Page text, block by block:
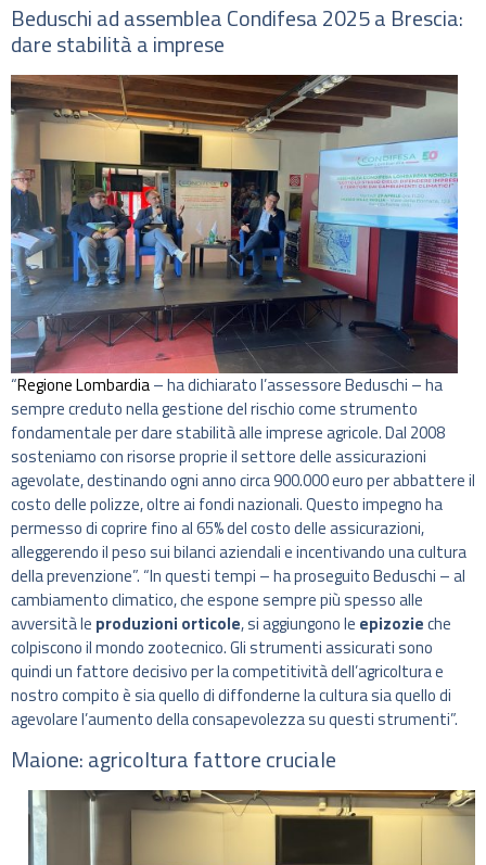
Beduschi ad assemblea Condifesa 2025 a Brescia:
dare stabilità a imprese
“Regione Lombardia– ha dichiarato l’assessore Beduschi – ha
sempre creduto nella gestione del rischio come strumento
fondamentale per dare stabilità alle imprese agricole. Dal 2008
sosteniamo con risorse proprie il settore delle assicurazioni
agevolate, destinando ogni anno circa 900.000 euro per abbattere il
costo delle polizze, oltre ai fondi nazionali. Questo impegno ha
permesso di coprire fino al 65% del costo delle assicurazioni,
alleggerendo il peso sui bilanci aziendali e incentivando una cultura
della prevenzione”. “In questi tempi – ha proseguito Beduschi – al
cambiamento climatico, che espone sempre più spesso alle
avversità le produzioni orticole, si aggiungono le epizozieche
colpiscono il mondo zootecnico. Gli strumenti assicurati sono
quindi un fattore decisivo per la competitività dell’agricoltura e
nostro compito è sia quello di diffonderne la cultura sia quello di
agevolare l’aumento della consapevolezza su questi strumenti”.
Maione: agricoltura fattore cruciale